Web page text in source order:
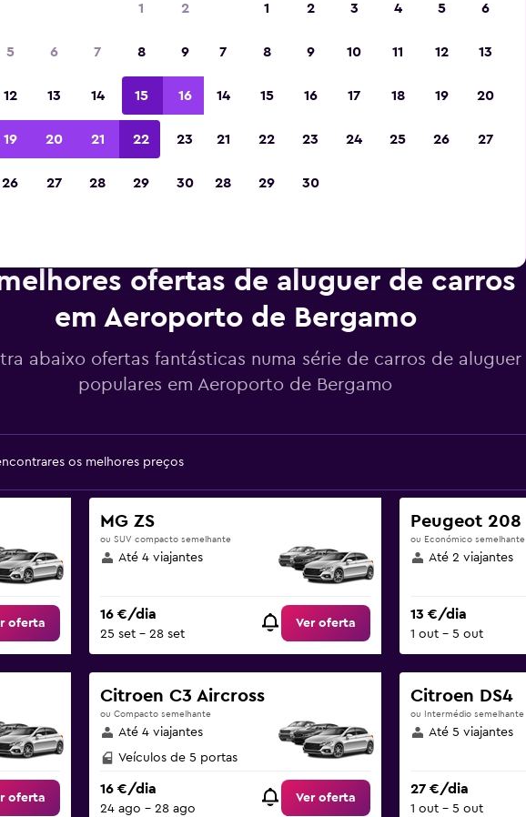
de 2023
ofertas de aluguer de carros
em Aeroporto de Bergamo
abaixo ofertas fantásticas numa série de carros de aluguer
populares em Aeroporto de Bergamo
os melhores preços
oferta
MG ZS
ou SUV compacto semelhante
Até 4 viajantes
16 €/dia
25 set – 28 set
Ver oferta
Peugeot 208
ou Económico semelhante
Até 2 viajantes
13 €/dia
1 out – 5 out
oferta
Citroen C3 Aircross
ou Compacto semelhante
Até 4 viajantes
Veículos de 5 portas
16 €/dia
24 ago – 28 ago
Ver oferta
Citroen DS4
ou Intermédio semelhante
Até 5 viajantes
27 €/dia
1 out – 5 out
1 2
5 6 7 8 9
12 13 14 15 16
19 20 21 22 23
26 27 28 29 30
1 2 3 4 5 6
7 8 9 10 11 12 13
14 15 16 17 18 19 20
21 22 23 24 25 26 27
28 29 30